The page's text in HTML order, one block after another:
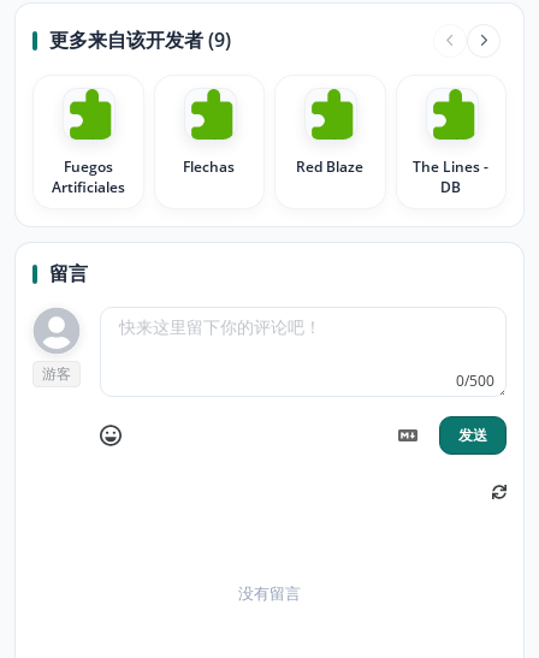
更多来自该开发者 (9)
Fuegos
Artificiales
Flechas Red Blaze
The Lines -
DB
留言
游客 0/500
发送
没有留言